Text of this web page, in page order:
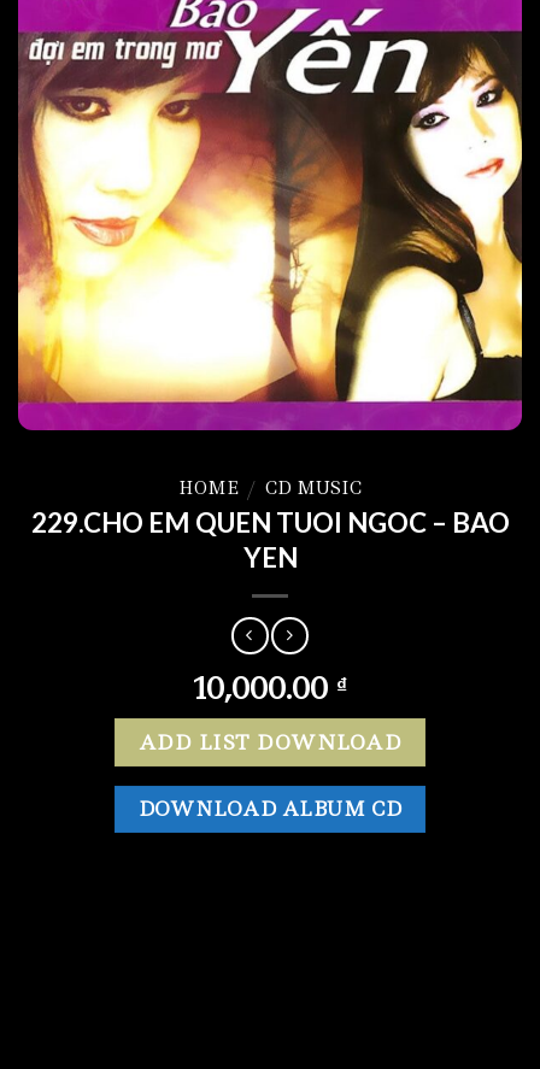
HOME / CD MUSIC
229.CHO EM QUEN TUOI NGOC – BAO
YEN
10,000.00 ₫
ADD LIST DOWNLOAD
DOWNLOAD ALBUM CD